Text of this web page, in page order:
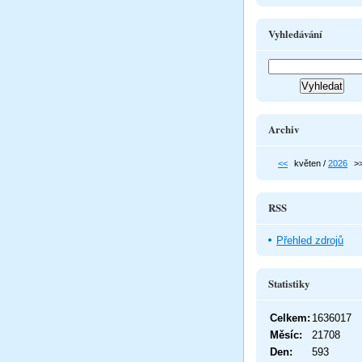
Vyhledávání
Archiv
<< květen / 2026
RSS
Přehled zdrojů
Statistiky
Celkem: 1636017
Měsíc:
21708
Den:
593